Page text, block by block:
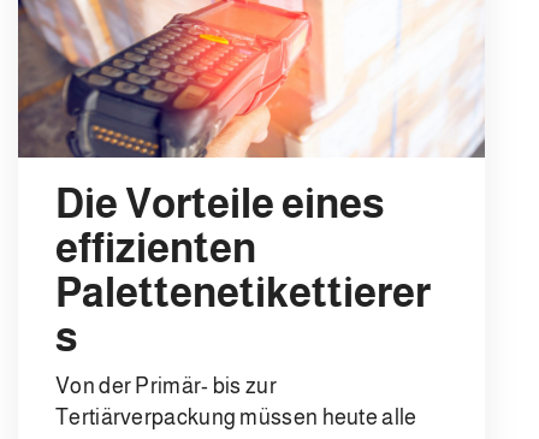
Die Vorteile eines
effizienten
Palettenetikettierer
s
Von der Primär- bis zur
Tertiärverpackung müssen heute alle